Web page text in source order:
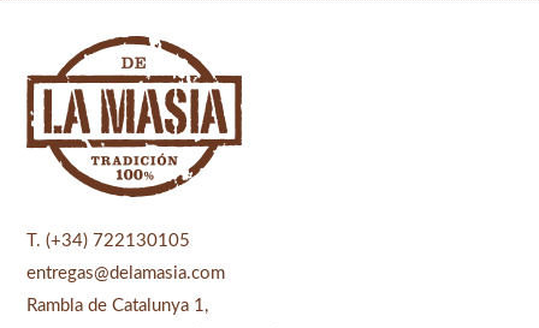
T. (+34) 722130105
entregas@delamasia.com
Rambla de Catalunya 1,